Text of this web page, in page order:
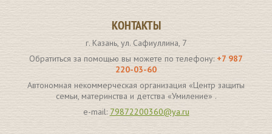
КОНТАКТЫ
г. Казань, ул. Сафиуллина, 7
Обратиться за помощью вы можете по телефону: +7 987
220-03-60
Автономная некоммерческая организация «Центр защиты
семьи, материнства и детства «Умиление» .
e-mail: 79872200360@ya.ru